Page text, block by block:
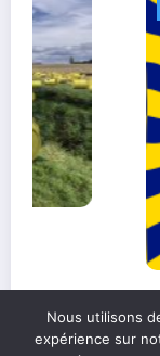
DIVERS
L’efficacité
l’améliorer
Nous utilisons
expérience sur